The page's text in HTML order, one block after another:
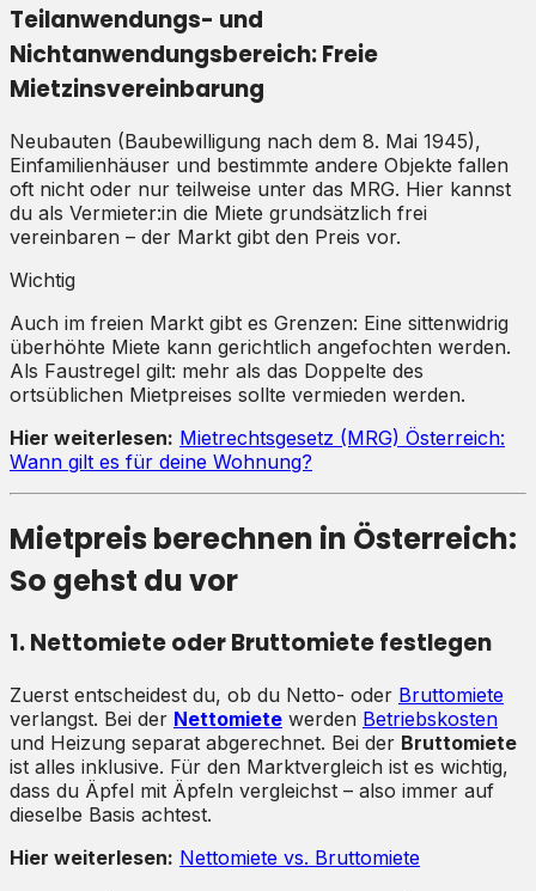
Teilanwendungs- und
Nichtanwendungsbereich: Freie
Mietzinsvereinbarung
Neubauten (Baubewilligung nach dem 8. Mai 1945),
Einfamilienhäuser und bestimmte andere Objekte fallen
oft nicht oder nur teilweise unter das MRG. Hier kannst
du als Vermieter:in die Miete grundsätzlich frei
vereinbaren – der Markt gibt den Preis vor.
Wichtig
Auch im freien Markt gibt es Grenzen: Eine sittenwidrig
überhöhte Miete kann gerichtlich angefochten werden.
Als Faustregel gilt: mehr als das Doppelte des
ortsüblichen Mietpreises sollte vermieden werden.
Hier weiterlesen: Mietrechtsgesetz (MRG) Österreich:
Wann gilt es für deine Wohnung?
Mietpreis berechnen in Österreich:
So gehst du vor
1. Nettomiete oder Bruttomiete festlegen
Zuerst entscheidest du, ob du Netto- oder Bruttomiete
verlangst. Bei der Nettomiete werden Betriebskosten
und Heizung separat abgerechnet. Bei der Bruttomiete
ist alles inklusive. Für den Marktvergleich ist es wichtig,
dass du Äpfel mit Äpfeln vergleichst – also immer auf
dieselbe Basis achtest.
Hier weiterlesen: Nettomiete vs. Bruttomiete